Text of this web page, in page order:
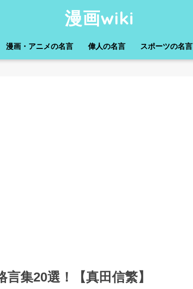
漫画wiki
漫画・アニメの名言 偉人の名言 スポーツの名言
言集20選！【真田信繁】